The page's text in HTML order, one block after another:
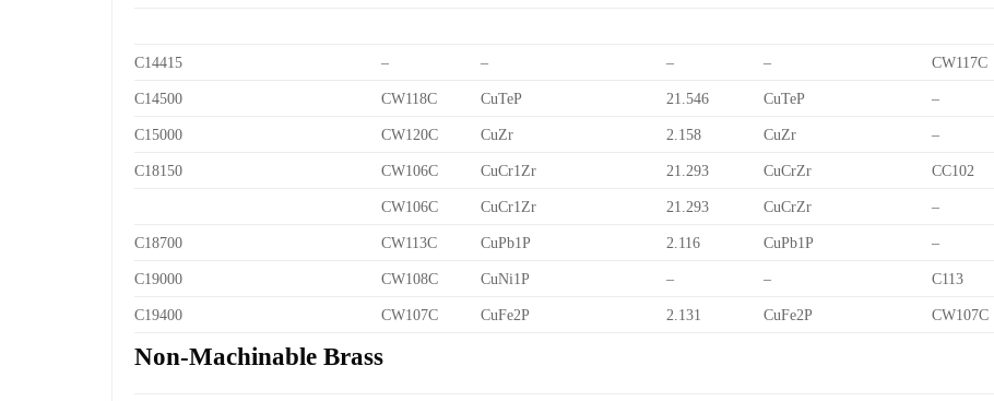
C14415 – – – – CW117C
C14500 CW118C CuTeP 21.546 CuTeP –
C15000 CW120C CuZr 2.158 CuZr –
C18150 CW106C CuCr1Zr 21.293 CuCrZr CC102
CW106C CuCr1Zr 21.293 CuCrZr –
C18700 CW113C CuPb1P 2.116 CuPb1P –
C19000 CW108C CuNi1P – – C113
C19400 CW107C CuFe2P 2.131 CuFe2P CW107C
Non-Machinable Brass